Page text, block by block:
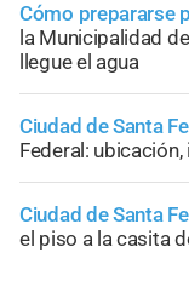
Cómo prepararse
la Municipalidad
llegue el agua
Ciudad de Santa Fe
Federal:
Ciudad de Santa Fe
el piso a la casita